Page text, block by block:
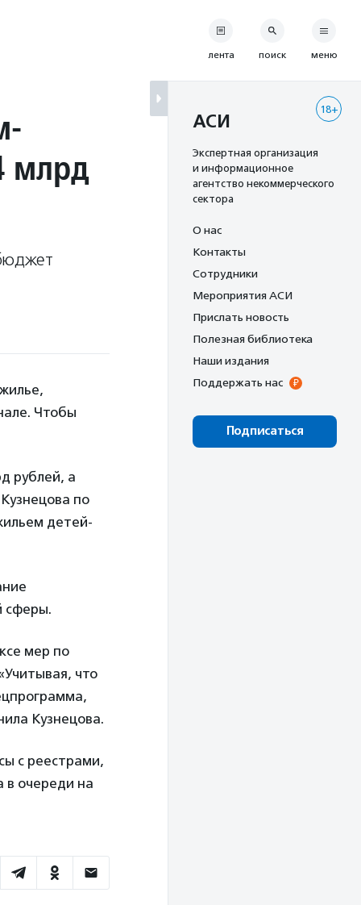
млрд
Чтобы
рублей, а
по
детей-
сферы.
мер по
что
Кузнецова.
с реестрами,
в очереди на
лента поиск меню
18+
АСИ
Экспертная организация
и информационное
агентство некоммерческого
сектора
О нас
Контакты
Сотрудники
Мероприятия АСИ
Прислать новость
Полезная библиотека
Наши издания
Поддержать нас
Подписаться